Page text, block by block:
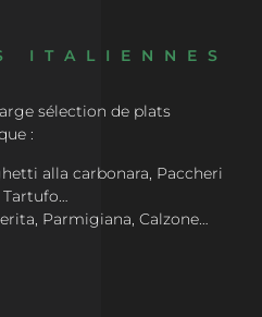
ITALIENNES
sélection de plats
:
alla carbonara, Paccheri
Parmigiana, Calzone…